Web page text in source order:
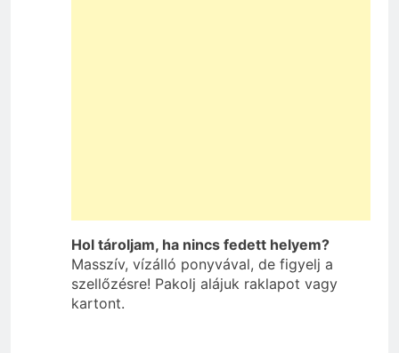
Hol tároljam, ha nincs fedett helyem?
Masszív, vízálló ponyvával, de figyelj a
szellőzésre! Pakolj alájuk raklapot vagy
kartont.